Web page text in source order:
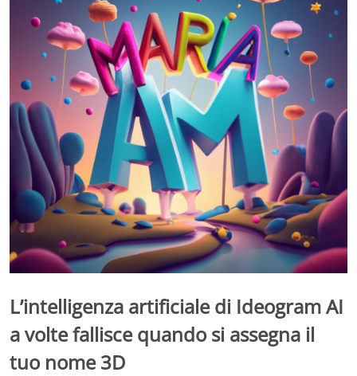
L’intelligenza artificiale di Ideogram AI
a volte fallisce quando si assegna il
tuo nome 3D